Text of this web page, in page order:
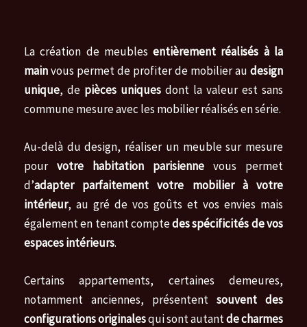
La création de meubles entièrement réalisés à la
mainvous permet de profiter de mobilier au design
unique, de pièces uniques dont la valeur est sans
commune mesure avec les mobilier réalisés en série.
Au-delà du design, réaliser un meuble sur mesure
pour votre habitation parisienne vous permet
d’adapter parfaitement votre mobilier à votre
intérieur, au gré de vos goûts et vos envies mais
également en tenant comptedes spécificités de vos
espaces intérieurs.
Certains appartements, certaines demeures,
notamment anciennes, présentent souvent des
configurations originalesqui sont autantde charmes